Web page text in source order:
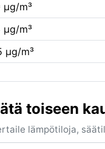
µg/m³
µg/m³
µg/m³
toiseen
lämpötiloja,